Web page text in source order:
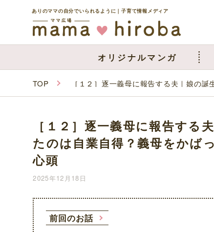
ありのママの自分でいられるように｜子育て情報メディア
オリジナルマンガ
TOP ［１２］逐一義母に報告する夫｜娘の
［１２］逐一義母に報告する
たのは自業自得？義母をかば
心頭
2025年12月18日
前回のお話